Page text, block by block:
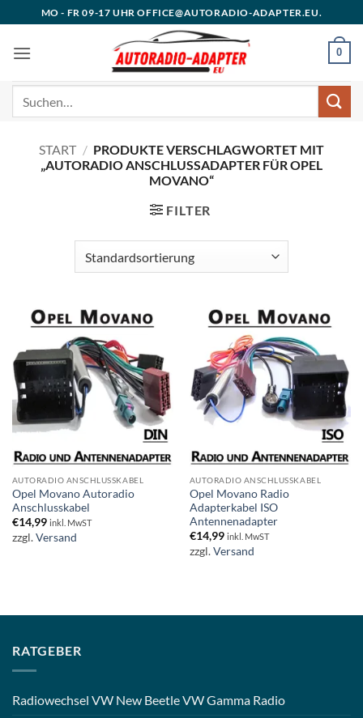
Inhalt
springen
MO - FR 09-17 UHR OFFICE@AUTORADIO-ADAPTER.EU.
0
START / PRODUKTE VERSCHLAGWORTET MIT
„AUTORADIO ANSCHLUSSADAPTER FÜR OPEL
MOVANO“
FILTER
AUTORADIO ANSCHLUSSKABEL
Opel Movano Autoradio
Anschlusskabel
€14,99 inkl. MwST
zzgl.Versand
AUTORADIO ANSCHLUSSKABEL
Opel Movano Radio
Adapterkabel ISO
Antennenadapter
€14,99 inkl. MwST
zzgl.Versand
RATGEBER
Radiowechsel VW New Beetle VW Gamma Radio